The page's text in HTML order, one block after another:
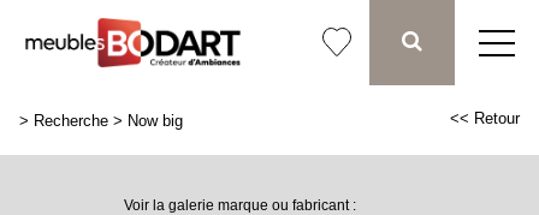
> Recherche > Now big << Retour
Voir la galerie marque ou fabricant :